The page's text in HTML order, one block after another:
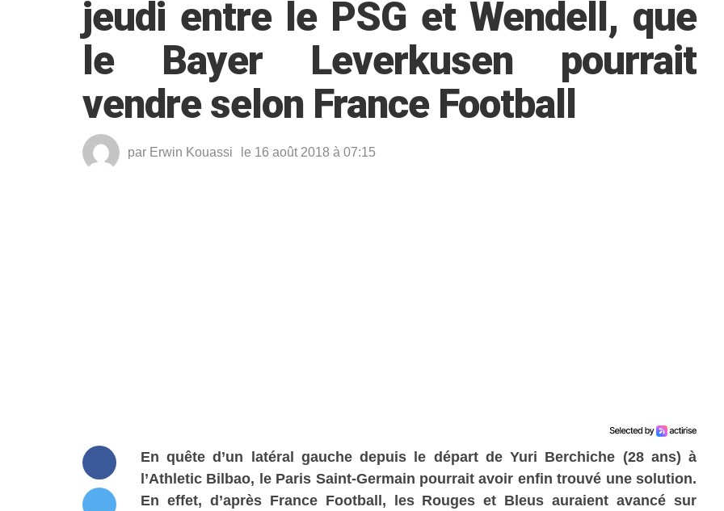
jeudi entre le PSG et Wendell, que
le Bayer Leverkusen pourrait
vendre selon France Football
par Erwin Kouassi le 16 août 2018 à 07:15
En quête d’un latéral gauche depuis le départ de Yuri Berchiche (28 ans) à
l’Athletic Bilbao, le Paris Saint-Germain pourrait avoir enfin trouvé une solution.
En effet, d’après France Football, les Rouges et Bleus auraient avancé sur